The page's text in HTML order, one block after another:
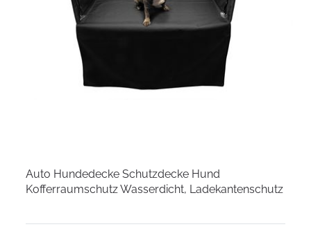
Auto Hundedecke Schutzdecke Hund
Kofferraumschutz Wasserdicht, Ladekantenschutz